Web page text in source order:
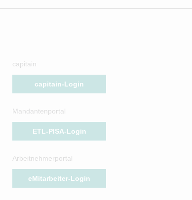
capitain
capitain-Login
Mandantenportal
ETL-PISA-Login
Arbeitnehmerportal
eMitarbeiter-Login